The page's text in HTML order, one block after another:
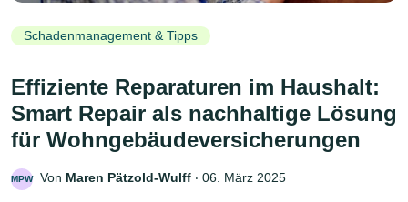
Schadenmanagement & Tipps
Effiziente Reparaturen im Haushalt:
Smart Repair als nachhaltige Lösung
für Wohngebäudeversicherungen
MPW Von Maren Pätzold-Wulff ‧ 06. März 2025